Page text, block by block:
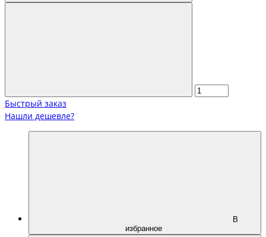
Быстрый заказ
Нашли дешевле?
В
избранное